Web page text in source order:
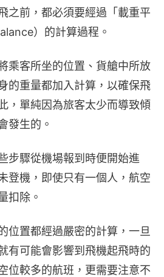
之前，都必須要經過「載重平
）的計算過程。
乘客所坐的位置、貨艙中所放
的重量都加入計算，以確保飛
，單純因為旅客太少而導致傾
發生的。
步驟從機場報到時便開始進
登機，即使只有一個人，航空
扣除。
位置都經過嚴密的計算，一旦
有可能會影響到飛機起飛時的
位較多的航班，更需要注意不